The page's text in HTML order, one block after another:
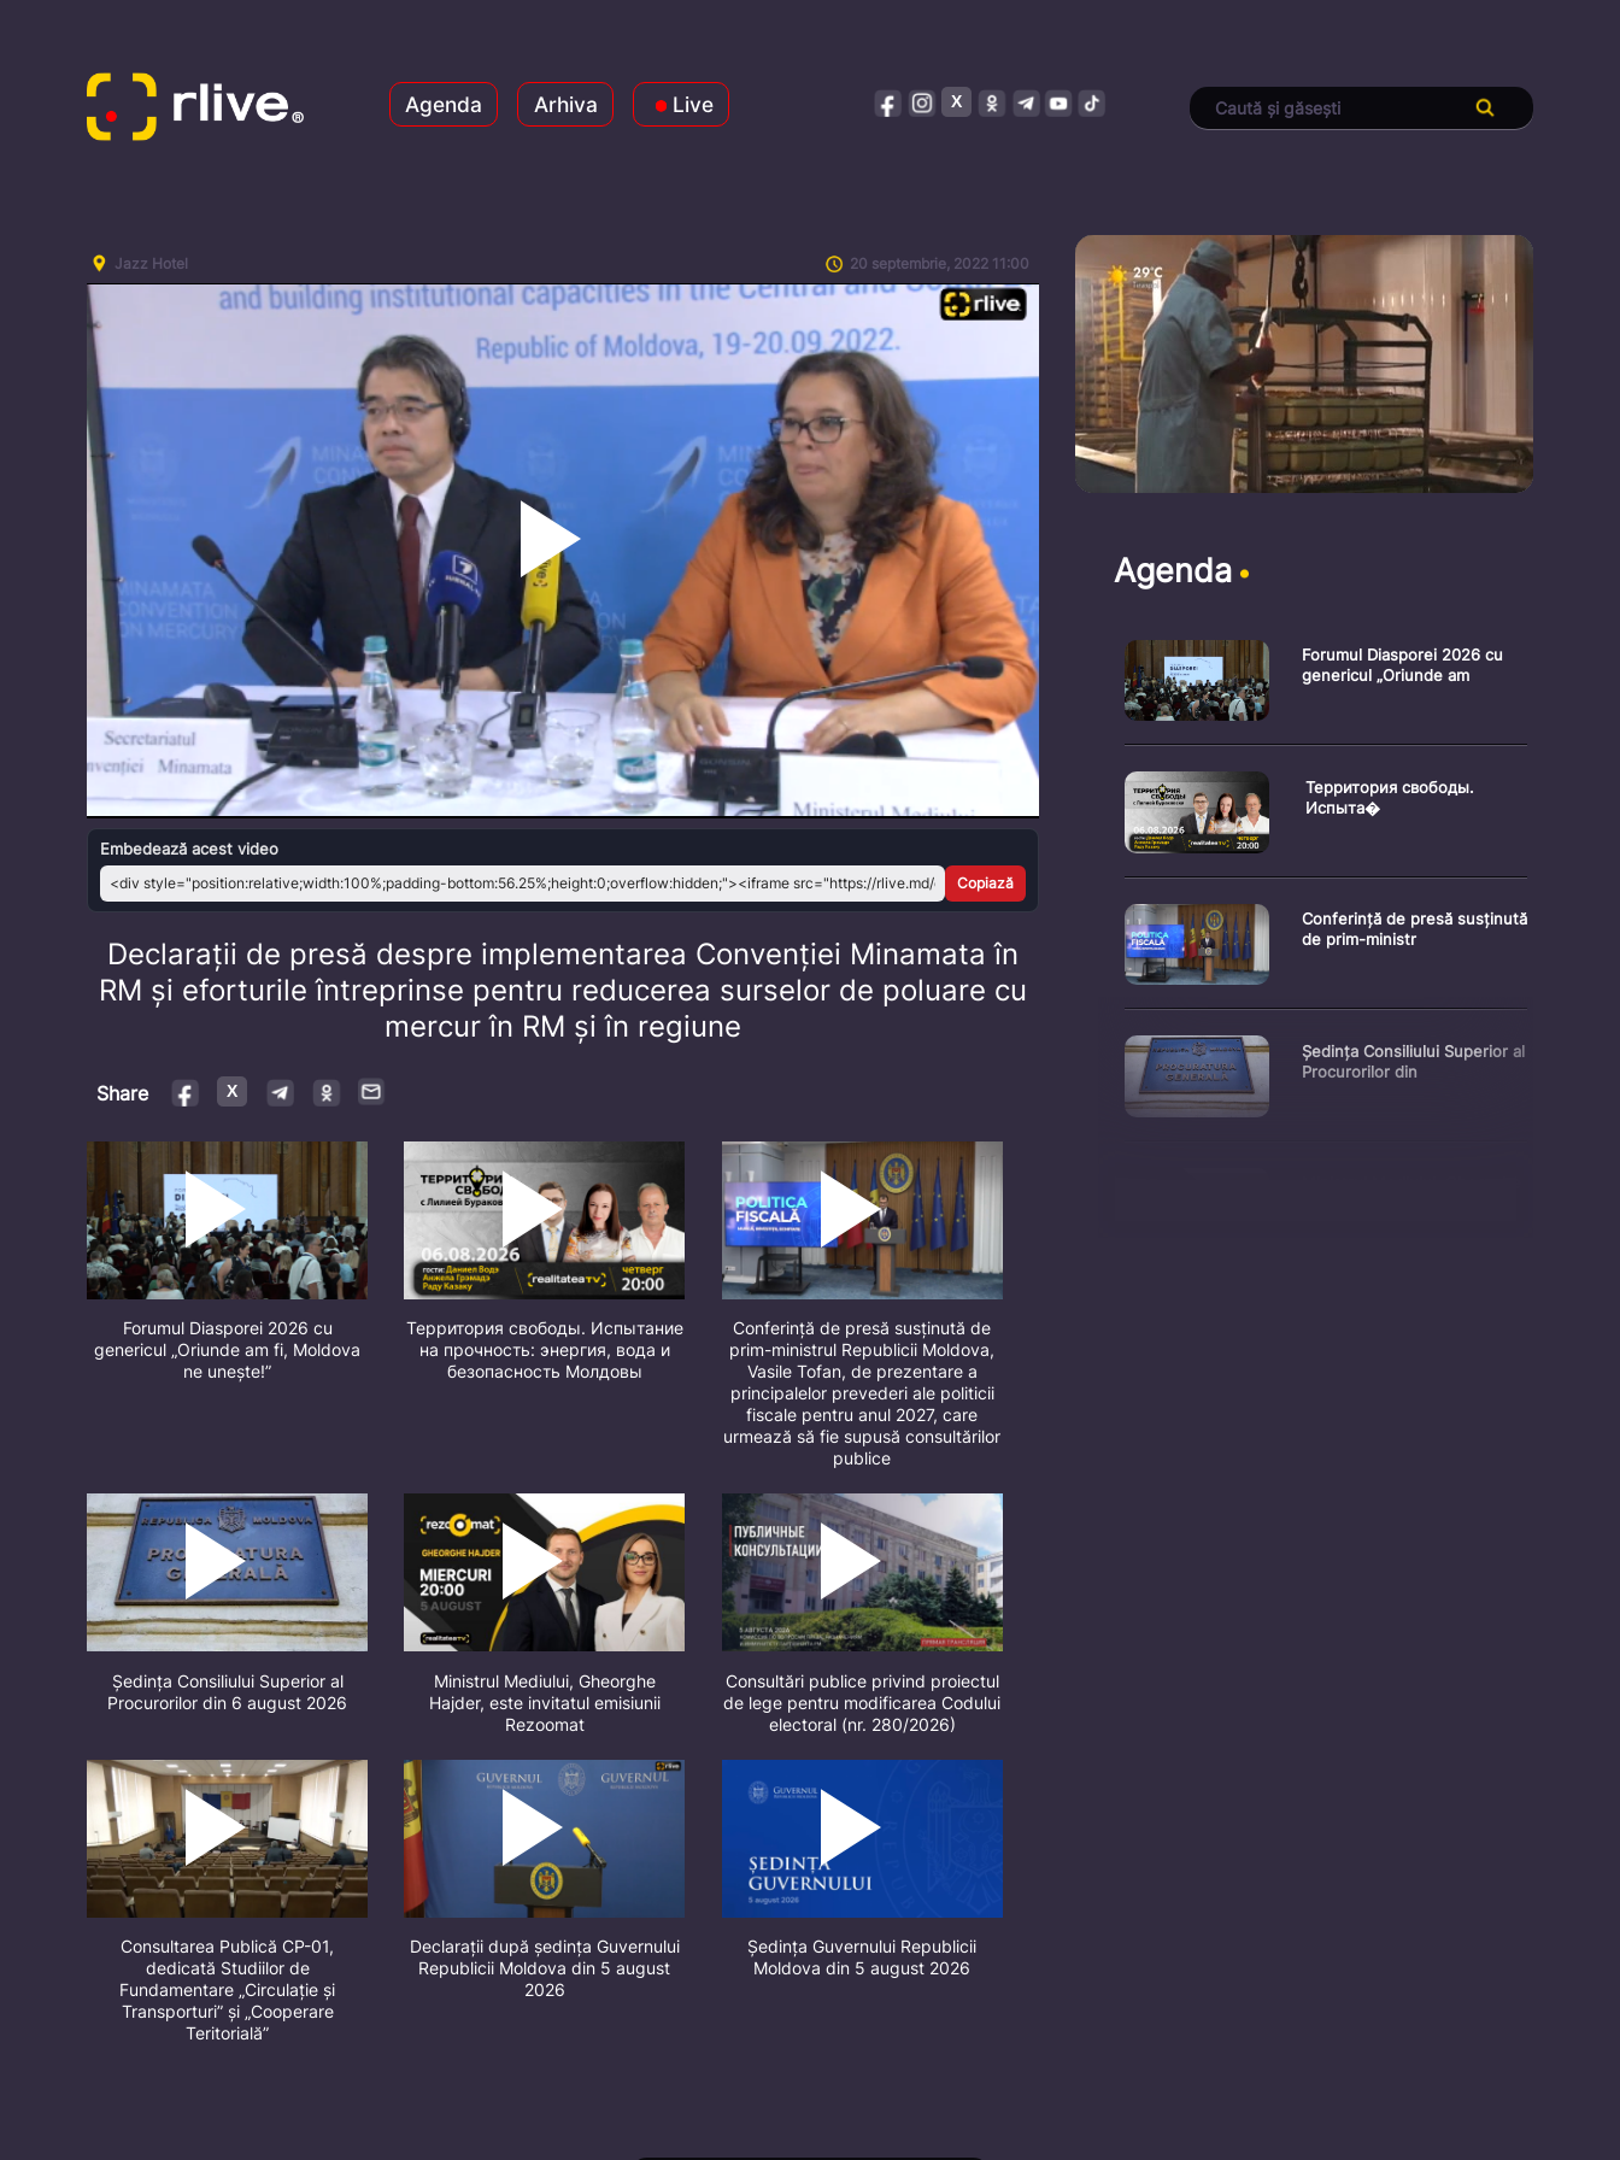
Agenda Arhiva Live
Jazz Hotel 20 septembrie, 2022 11:00
Play
Video
Embedează acest video
Copiază
Declarații de presă despre implementarea Convenției Minamata în
RM și eforturile întreprinse pentru reducerea surselor de poluare cu
mercur în RM și în regiune
Share
Forumul Diasporei 2026 cu
genericul „Oriunde am fi, Moldova
ne unește!”
Территория свободы. Испытание
на прочность: энергия, вода и
безопасность Молдовы
Conferință de presă susținută de
prim-ministrul Republicii Moldova,
Vasile Tofan, de prezentare a
principalelor prevederi ale politicii
fiscale pentru anul 2027, care
urmează să fie supusă consultărilor
publice
Ședința Consiliului Superior al
Procurorilor din 6 august 2026
Ministrul Mediului, Gheorghe
Hajder, este invitatul emisiunii
Rezoomat
Consultări publice privind proiectul
de lege pentru modificarea Codului
electoral (nr. 280/2026)
Consultarea Publică CP-01,
dedicată Studiilor de
Fundamentare „Circulație și
Transporturi” și „Cooperare
Teritorială”
Declarații după ședința Guvernului
Republicii Moldova din 5 august
2026
Ședința Guvernului Republicii
Moldova din 5 august 2026
Agenda
Forumul Diasporei 2026 cu
genericul „Oriunde am
Территория свободы.
Испыта�
Conferință de presă susținută
de prim-ministr
Ședința Consiliului Superior al
Procurorilor din